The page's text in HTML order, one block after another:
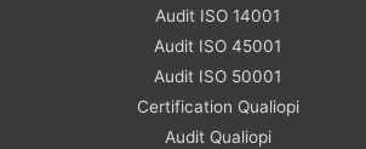
Audit ISO 14001
Audit ISO 45001
Audit ISO 50001
Certification Qualiopi
Audit Qualiopi